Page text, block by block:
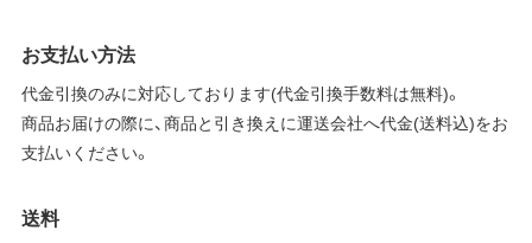
お支払い方法
代金引換のみに対応しております(代金引換手数料は無料)。
商品お届けの際に、商品と引き換えに運送会社へ代金(送料込)をお
支払いください。
送料